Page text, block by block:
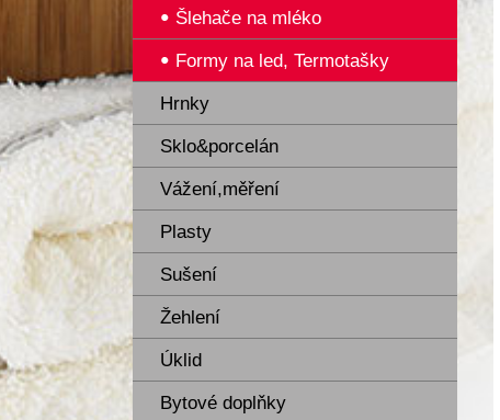
Šlehače na mléko
Formy na led, Termotašky
Hrnky
Sklo&porcelán
Vážení,měření
Plasty
Sušení
Žehlení
Úklid
Bytové doplňky